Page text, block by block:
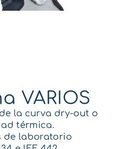
VARIOS
la curva dry-out o
térmica.
de laboratorio